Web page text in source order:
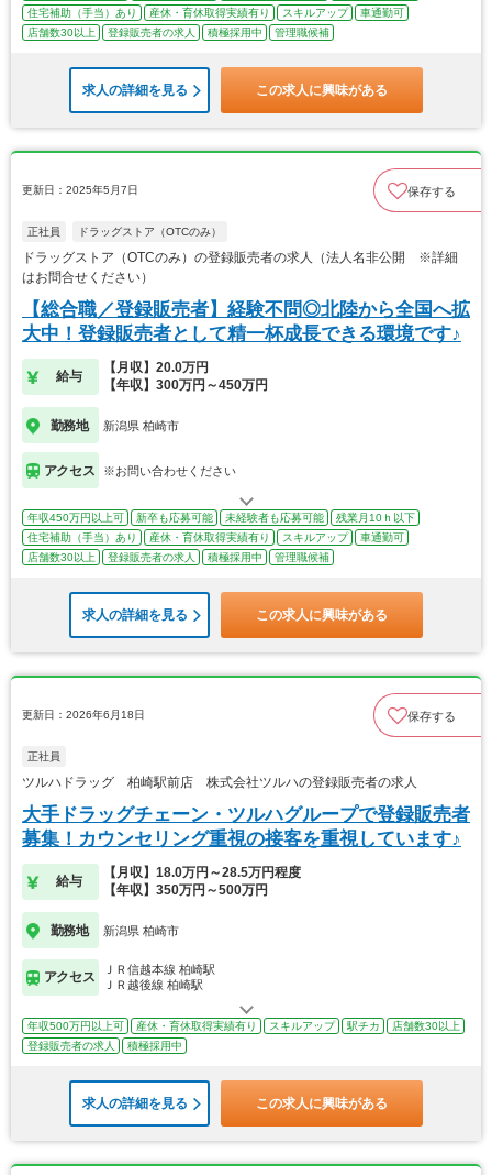
住宅補助（手当）あり 産休・育休取得実績有り スキルアップ
車通勤可
店舗数30以上
登録販売者の求人 積極採用中 管理職候補
求人の詳細を見る この求人に興味がある
更新日：2025年5月7日 保存する
正社員 ドラッグストア（OTCのみ）
ドラッグストア（OTCのみ）の登録販売者の求人（法人名非公開 ※詳細
はお問合せください）
【総合職／登録販売者】経験不問◎北陸から全国へ拡
大中！登録販売者として精一杯成長できる環境です♪
給与
【月収】20.0万円
【年収】300万円～450万円
勤務地 新潟県 柏崎市
アクセス ※お問い合わせください
年収450万円以上可 新卒も応募可能 未経験者も応募可能
残業月10ｈ以下
住宅補助（手当）あり
産休・育休取得実績有り スキルアップ
車通勤可
店舗数30以上
登録販売者の求人 積極採用中 管理職候補
求人の詳細を見る この求人に興味がある
更新日：2026年6月18日 保存する
正社員
ツルハドラッグ 柏崎駅前店 株式会社ツルハの登録販売者の求人
大手ドラッグチェーン・ツルハグループで登録販売者
募集！カウンセリング重視の接客を重視しています♪
給与
【月収】18.0万円～28.5万円程度
【年収】350万円～500万円
勤務地 新潟県 柏崎市
アクセス
ＪＲ信越本線 柏崎駅
ＪＲ越後線 柏崎駅
年収500万円以上可 産休・育休取得実績有り スキルアップ 駅チカ
店舗数30以上
登録販売者の求人
積極採用中
求人の詳細を見る この求人に興味がある